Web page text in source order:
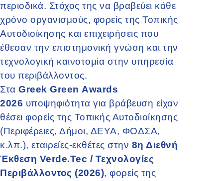
περιοδικά. Στόχος της να βραβεύει κάθε
χρόνο οργανισμούς, φορείς της Τοπικής
Αυτοδιοίκησης και επιχειρήσεις που
έθεσαν την επιστημονική γνώση και την
τεχνολογική καινοτομία στην υπηρεσία
του περιβάλλοντος.
Στα Greek Green Awards
2026 υποψηφιότητα για βράβευση είχαν
θέσει φορείς της Τοπικής Αυτοδιοίκησης
(Περιφέρειες, Δήμοι, ΔΕΥΑ, ΦΟΔΣΑ,
κ.λπ.), εταιρείες-εκθέτες στην 8η Διεθνή
Έκθεση Verde.Tec / Τεχνολογίες
Περιβάλλοντος (2026), φορείς της